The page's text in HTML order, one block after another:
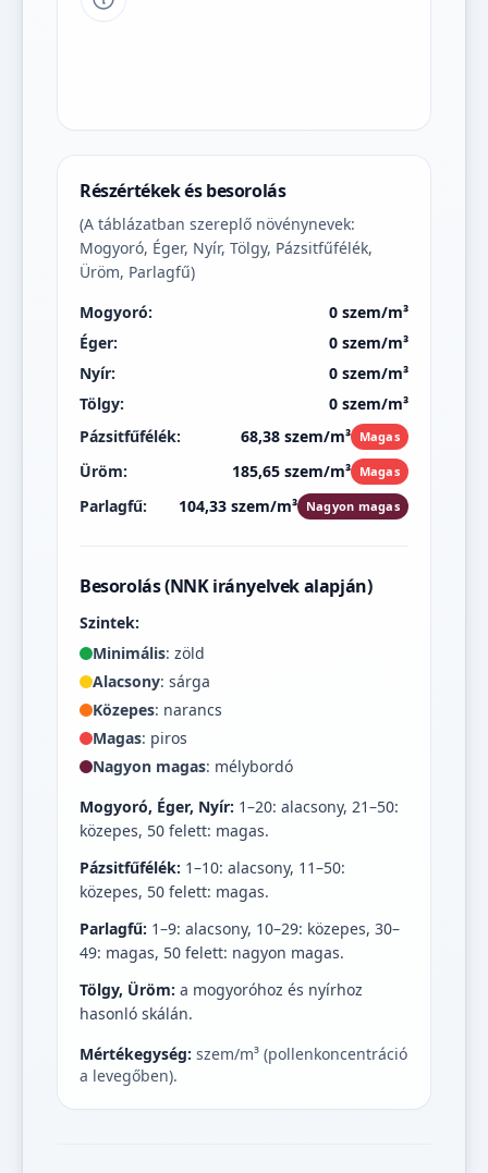
Tipp a grafikon jelmagyarázatához
Részértékek és besorolás
(A táblázatban szereplő növénynevek:
Mogyoró, Éger, Nyír, Tölgy, Pázsitfűfélék,
Üröm, Parlagfű)
Mogyoró:
0 szem/m³
Éger:
0 szem/m³
Nyír:
0 szem/m³
Tölgy:
0 szem/m³
Pázsitfűfélék:
68,38 szem/m³ Magas
Üröm: 185,65 szem/m³ Magas
Parlagfű: 104,33 szem/m³ Nagyon magas
Besorolás (NNK irányelvek alapján)
Szintek:
Minimális: zöld
Alacsony: sárga
Közepes: narancs
Magas: piros
Nagyon magas: mélybordó
Mogyoró, Éger, Nyír: 1–20: alacsony, 21–50:
közepes, 50 felett: magas.
Pázsitfűfélék: 1–10: alacsony, 11–50:
közepes, 50 felett: magas.
Parlagfű: 1–9: alacsony, 10–29: közepes, 30–
49: magas, 50 felett: nagyon magas.
Tölgy, Üröm: a mogyoróhoz és nyírhoz
hasonló skálán.
Mértékegység: szem/m³ (pollenkoncentráció
a levegőben).